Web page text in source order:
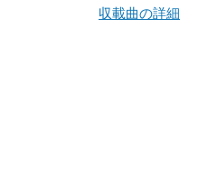
収載曲の詳細